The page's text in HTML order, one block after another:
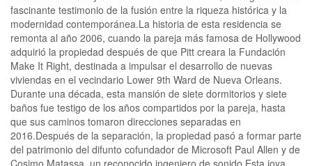
fascinante testimonio de la fusión entre la riqueza histórica y la
modernidad contemporánea.La historia de esta residencia se
remonta al año 2006, cuando la pareja más famosa de Hollywood
adquirió la propiedad después de que Pitt creara la Fundación
Make It Right, destinada a impulsar el desarrollo de nuevas
viviendas en el vecindario Lower 9th Ward de Nueva Orleans.
Durante una década, esta mansión de siete dormitorios y siete
baños fue testigo de los años compartidos por la pareja, hasta
que sus caminos tomaron direcciones separadas en
2016.Después de la separación, la propiedad pasó a formar parte
del patrimonio del difunto cofundador de Microsoft Paul Allen y de
Cosimo Matassa, un reconocido ingeniero de sonido.Esta joya